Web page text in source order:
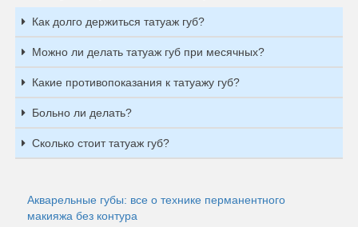
Как долго держиться татуаж губ?
Можно ли делать татуаж губ при месячных?
Какие противопоказания к татуажу губ?
Больно ли делать?
Сколько стоит татуаж губ?
Акварельные губы: все о технике перманентного
макияжа без контура